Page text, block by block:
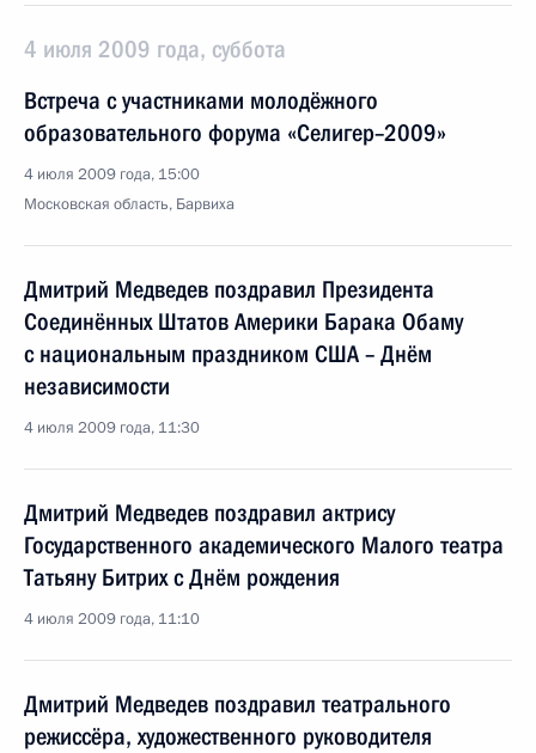
4 июля 2009 года, суббота
Встреча с участниками молодёжного
образовательного форума «Селигер–2009»
4 июля 2009 года, 15:00
Московская область, Барвиха
Дмитрий Медведев поздравил Президента
Соединённых Штатов Америки Барака Обаму
с национальным праздником США – Днём
независимости
4 июля 2009 года, 11:30
Дмитрий Медведев поздравил актрису
Государственного академического Малого театра
Татьяну Битрих с Днём рождения
4 июля 2009 года, 11:10
Дмитрий Медведев поздравил театрального
режиссёра, художественного руководителя